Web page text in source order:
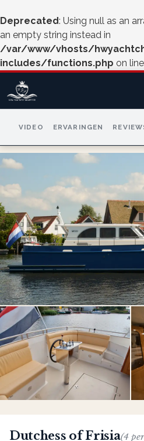
Deprecated: Using null as an
an empty string instead in
/var/www/vhosts/
includes/functions.php on line
VIDEO ERVARINGEN
Dutchess of Frisia(4